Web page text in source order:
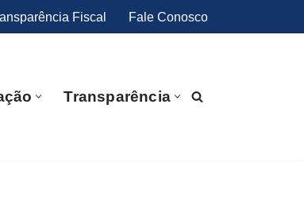
Fiscal Fale Conosco
Transparência